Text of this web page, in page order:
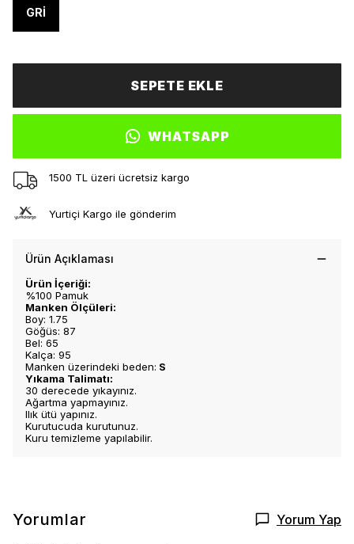
GRİ
SEPETE EKLE
WHATSAPP
1500 TL üzeri ücretsiz kargo
Yurtiçi Kargo ile gönderim
Ürün Açıklaması
Ürün İçeriği:
%100 Pamuk
Manken Ölçüleri:
Boy: 1.75
Göğüs: 87
Bel: 65
Kalça: 95
Manken üzerindeki beden: S
Yıkama Talimatı:
30 derecede yıkayınız.
Ağartma yapmayınız.
Ilık ütü yapınız.
Kurutucuda kurutunuz.
Kuru temizleme yapılabilir.
Yorumlar Yorum Yap